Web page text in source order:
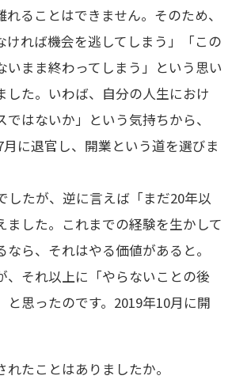
ることはできません。そのため、
ければ機会を逃してしまう」「この
いまま終わってしまう」という思い
した。いわば、自分の人生におけ
はないか」という気持ちから、
に退官し、開業という道を選びま
したが、逆に言えば「まだ20年以
ました。これまでの経験を生かして
ら、それはやる価値があると。
、それ以上に「やらないことの後
と思ったのです。2019年10月に開
たことはありましたか。